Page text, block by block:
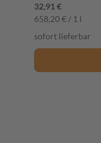
32,91 €
658,20 € / 1 l
sofort lieferbar